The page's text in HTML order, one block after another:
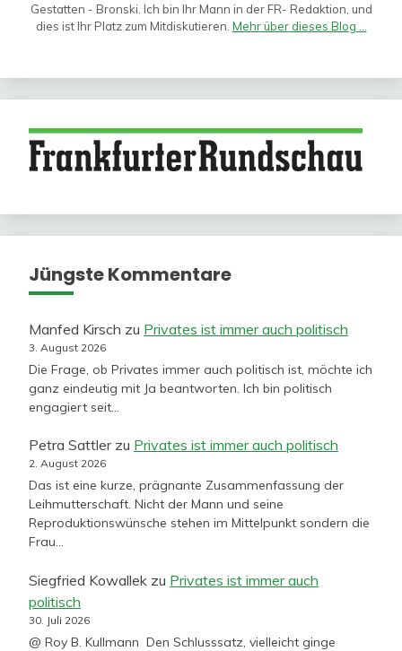
Gestatten - Bronski. Ich bin Ihr Mann in der FR- Redaktion, und
dies ist Ihr Platz zum Mitdiskutieren. Mehr über dieses Blog ...
Jüngste Kommentare
Manfed Kirsch zu Privates ist immer auch politisch
3. August 2026
Die Frage, ob Privates immer auch politisch ist, möchte ich
ganz eindeutig mit Ja beantworten. Ich bin politisch
engagiert seit…
Petra Sattlerzu Privates ist immer auch politisch
2. August 2026
Das ist eine kurze, prägnante Zusammenfassung der
Leihmutterschaft. Nicht der Mann und seine
Reproduktionswünsche stehen im Mittelpunkt sondern die
Frau…
Siegfried Kowallek zu Privates ist immer auch
politisch
30. Juli 2026
@ Roy B. Kullmann Den Schlusssatz, vielleicht ginge